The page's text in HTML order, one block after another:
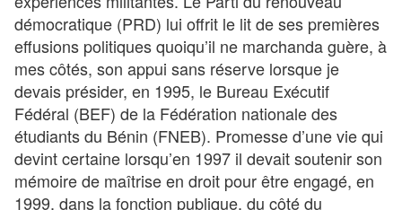
démocratique (PRD) lui offrit le lit de ses premières
effusions politiques quoiqu’il ne marchanda guère, à
mes côtés, son appui sans réserve lorsque je
devais présider, en 1995, le Bureau Exécutif
Fédéral (BEF) de la Fédération nationale des
étudiants du Bénin (FNEB). Promesse d’une vie qui
devint certaine lorsqu’en 1997 il devait soutenir son
mémoire de maîtrise en droit pour être engagé, en
1999, dans la fonction publique, du côté du